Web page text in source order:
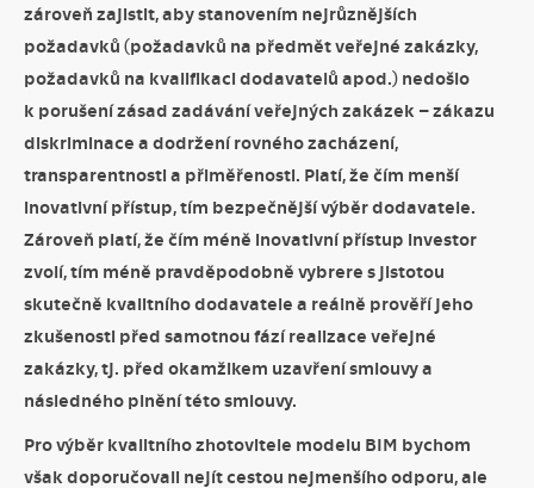
zároveň zajistit, aby stanovením nejrůznějších
požadavků (požadavků na předmět veřejné zakázky,
požadavků na kvalifikaci dodavatelů apod.) nedošlo
k porušení zásad zadávání veřejných zakázek – zákazu
diskriminace a dodržení rovného zacházení,
transparentnosti a přiměřenosti. Platí, že čím menší
inovativní přístup, tím bezpečnější výběr dodavatele.
Zároveň platí, že čím méně inovativní přístup investor
zvolí, tím méně pravděpodobně vybrere s jistotou
skutečně kvalitního dodavatele a reálně prověří jeho
zkušenosti před samotnou fází realizace veřejné
zakázky, tj. před okamžikem uzavření smlouvy a
následného plnění této smlouvy.
Pro výběr kvalitního zhotovitele modelu BIM bychom
však doporučovali nejít cestou nejmenšího odporu, ale